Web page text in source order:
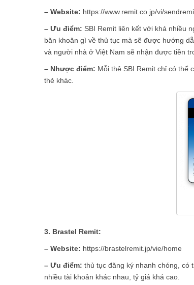
– Website: https://www.remit.co.jp/vi/
– Ưu điểm: SBI Remit liên kết với khá nhiều
băn khoăn gì về thủ tục mà sẽ được hướng
và người nhà ở Việt Nam sẽ nhận được tiền
– Nhược điểm: Mỗi thẻ SBI Remit chỉ có thể
thẻ khác.
3. Brastel Remit:
– Website: https://brastelremit.jp/vie/home
– Ưu điểm: thủ tục đăng ký nhanh chóng, có
nhiều tài khoản khác nhau, tỷ giá khá cao.